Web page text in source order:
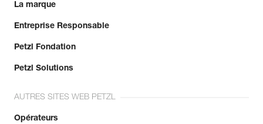
La marque
Entreprise Responsable
Petzl Fondation
Petzl Solutions
AUTRES SITES WEB PETZL
Opérateurs